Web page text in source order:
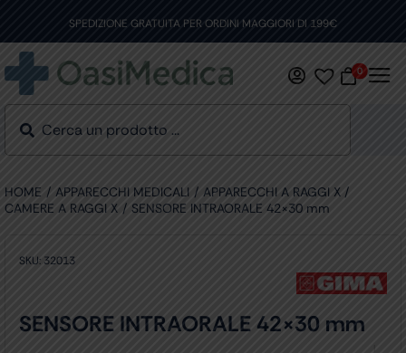
content
SPEDIZIONE GRATUITA PER ORDINI MAGGIORI DI 199€
0
HOME APPARECCHI MEDICALI
APPARECCHI A RAGGI X
CAMERE A RAGGI X
SENSORE INTRAORALE 42×30 mm
SKU: 32013
SENSORE INTRAORALE 42×30 mm